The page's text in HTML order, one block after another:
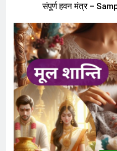
संपूर्ण हवन मंत्र –